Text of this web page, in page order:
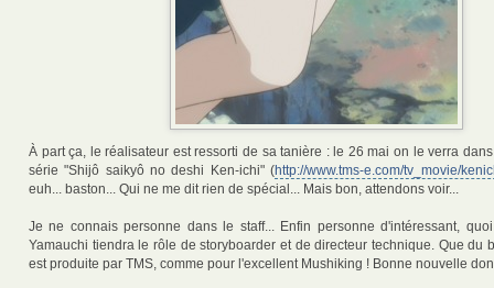
À part ça, le réalisateur est ressorti de sa tanière : le 26 mai on le verra
série "Shijô saikyô no deshi Ken-ichi" (http://www.tms-e.com/tv_movie/
euh... baston... Qui ne me dit rien de spécial... Mais bon, attendons voir...
Je ne connais personne dans le staff... Enfin personne d'intéressant,
Yamauchi tiendra le rôle de storyboarder et de directeur technique. Que du
est produite par TMS, comme pour l'excellent Mushiking ! Bonne nouvelle